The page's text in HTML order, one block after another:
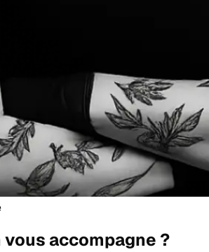
vous accompagne ?